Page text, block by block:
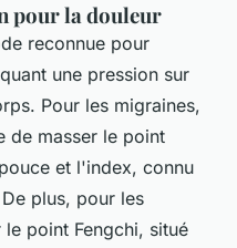
pour la douleur
reconnue pour
une pression sur
Pour les migraines,
de masser le point
et l'index, connu
plus, pour les
point Fengchi, situé